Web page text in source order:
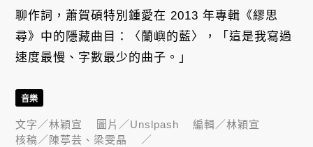
聊作詞，蕭賀碩特別鍾愛在 2013 年專輯《繆思
尋》中的隱藏曲目：〈蘭嶼的藍〉，「這是我寫過
速度最慢、字數最少的曲子。」
音樂
文字／林穎宣 圖片／Unslpash 編輯／林穎宣
核稿／ 陳葶芸、梁雯晶 ／